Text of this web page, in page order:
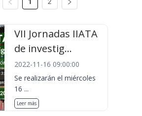
VII Jornadas IIATA
de investig...
2022-11-16 09:00:00
Se realizarán el miércoles
16 ...
Leer más